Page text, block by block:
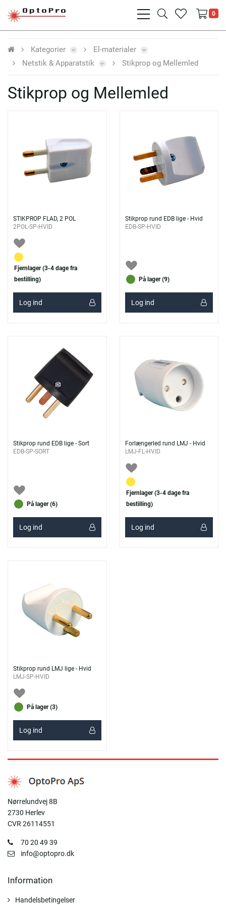
bars
light
searchheart
0
Kategorier
El-materialer
Netstik & Apparatstik
Stikprop og Mellemled
Stikprop og Mellemled
STIKPROP FLAD, 2 POL
2POL-SP-HVID
Fjernlager (3-4 dage fra
bestilling)
Log ind
Stikprop rund EDB lige - Hvid
EDB-SP-HVID
På lager (9)
Log ind
Stikprop rund EDB lige - Sort
EDB-SP-SORT
På lager (6)
Log ind
Forlængerled rund LMJ - Hvid
LMJ-FL-HVID
Fjernlager (3-4 dage fra
bestilling)
Log ind
Stikprop rund LMJ lige - Hvid
LMJ-SP-HVID
På lager (3)
Log ind
Nørrelundvej 8B
2730 Herlev
CVR 26114551
70 20 49 39
info@optopro.dk
Information
Handelsbetingelser